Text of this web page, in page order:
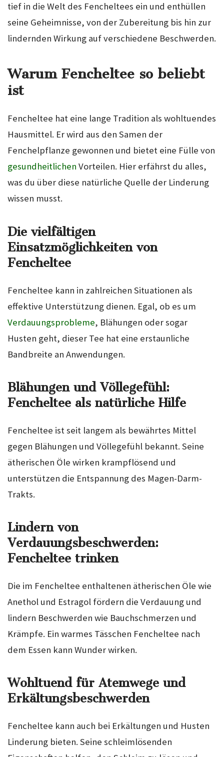
tief in die Welt des Fencheltees ein und enthüllen
seine Geheimnisse, von der Zubereitung bis hin zur
lindernden Wirkung auf verschiedene Beschwerden.
Warum Fencheltee so beliebt
ist
Fencheltee hat eine lange Tradition als wohltuendes
Hausmittel. Er wird aus den Samen der
Fenchelpflanze gewonnen und bietet eine Fülle von
gesundheitlichen Vorteilen. Hier erfährst du alles,
was du über diese natürliche Quelle der Linderung
wissen musst.
Die vielfältigen
Einsatzmöglichkeiten von
Fencheltee
Fencheltee kann in zahlreichen Situationen als
effektive Unterstützung dienen. Egal, ob es um
Verdauungsprobleme, Blähungen oder sogar
Husten geht, dieser Tee hat eine erstaunliche
Bandbreite an Anwendungen.
Blähungen und Völlegefühl:
Fencheltee als natürliche Hilfe
Fencheltee ist seit langem als bewährtes Mittel
gegen Blähungen und Völlegefühl bekannt. Seine
ätherischen Öle wirken krampflösend und
unterstützen die Entspannung des Magen-Darm-
Trakts.
Lindern von
Verdauungsbeschwerden:
Fencheltee trinken
Die im Fencheltee enthaltenen ätherischen Öle wie
Anethol und Estragol fördern die Verdauung und
lindern Beschwerden wie Bauchschmerzen und
Krämpfe. Ein warmes Tässchen Fencheltee nach
dem Essen kann Wunder wirken.
Wohltuend für Atemwege und
Erkältungsbeschwerden
Fencheltee kann auch bei Erkältungen und Husten
Linderung bieten. Seine schleimlösenden